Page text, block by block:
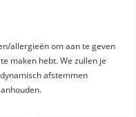
allergieën om aan te geven
maken hebt. We zullen je
afstemmen